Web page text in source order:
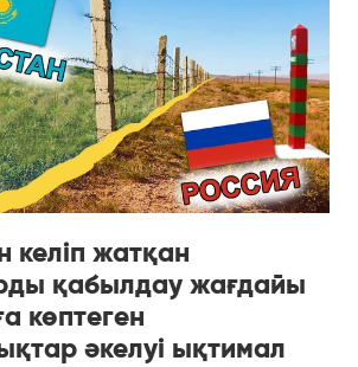
келіп жатқан
қабылдау жағдайы
көптеген
әкелуі ықтимал